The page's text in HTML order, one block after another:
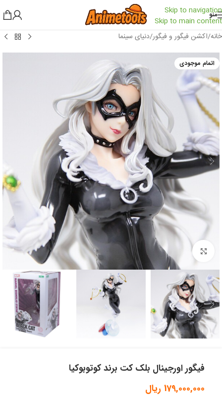
Skip to navigation
Skip to main content
منو
خانه/اکشن فیگور و فیگور/دنیای سینما
اتمام موجودی
بزرگنمایی تصویر
فیگور اورجینال بلک کت برند کوتوبوکیا
179,000,000 ریال